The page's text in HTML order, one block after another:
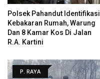
Polsek Pahandut Identifikasi
Kebakaran Rumah, Warung
Dan 8 Kamar Kos Di Jalan
R.A. Kartini
P. RAYA